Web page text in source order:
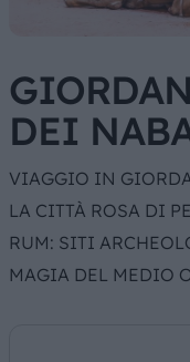
DEI
VIAGGIO IN
LA CITTÀ ROSA DI
RUM: SITI
MAGIA DEL MEDIO